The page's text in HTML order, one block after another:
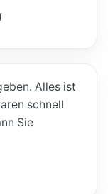
Alles ist
schnell
Sie